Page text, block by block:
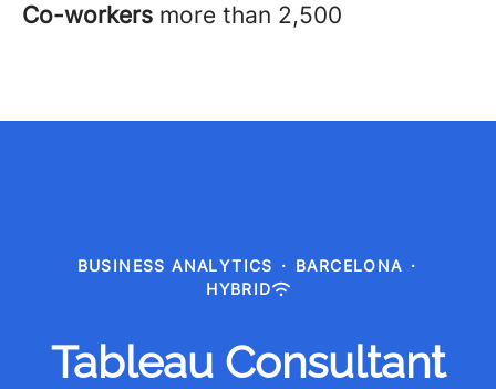
Co-workers more than 2,500
BUSINESS ANALYTICS · BARCELONA ·
HYBRID
Tableau Consultant